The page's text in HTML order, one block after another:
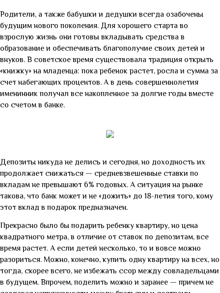
Родители, а также бабушки и дедушки всегда озабочены
будущим нового поколения. Для хорошего старта во
взрослую жизнь они готовы вкладывать средства в
образование и обеспечивать благополучие своих детей и
внуков. В советское время существовала традиция открыть
«книжку» на младенца: пока ребенок растет, росла и сумма за
счет набегающих процентов. А в день совершеннолетия
именинник получал все накопленное за долгие годы вместе
со счетом в банке.
Депозиты никуда не делись и сегодня, но доходность их
продолжает снижаться — средневзвешенные ставки по
вкладам не превышают 6% годовых. А ситуация на рынке
такова, что банк может и не «дожить» до 18-летия того, кому
этот вклад в подарок предназначен.
Прекрасно было бы подарить ребенку квартиру, но цена
квадратного метра, в отличие от ставок по депозитам, все
время растет. А если детей несколько, то и вовсе можно
разориться. Можно, конечно, купить одну квартиру на всех, но
тогда, скорее всего, не избежать ссор между совладельцами
в будущем. Впрочем, поделить можно и заранее — причем не